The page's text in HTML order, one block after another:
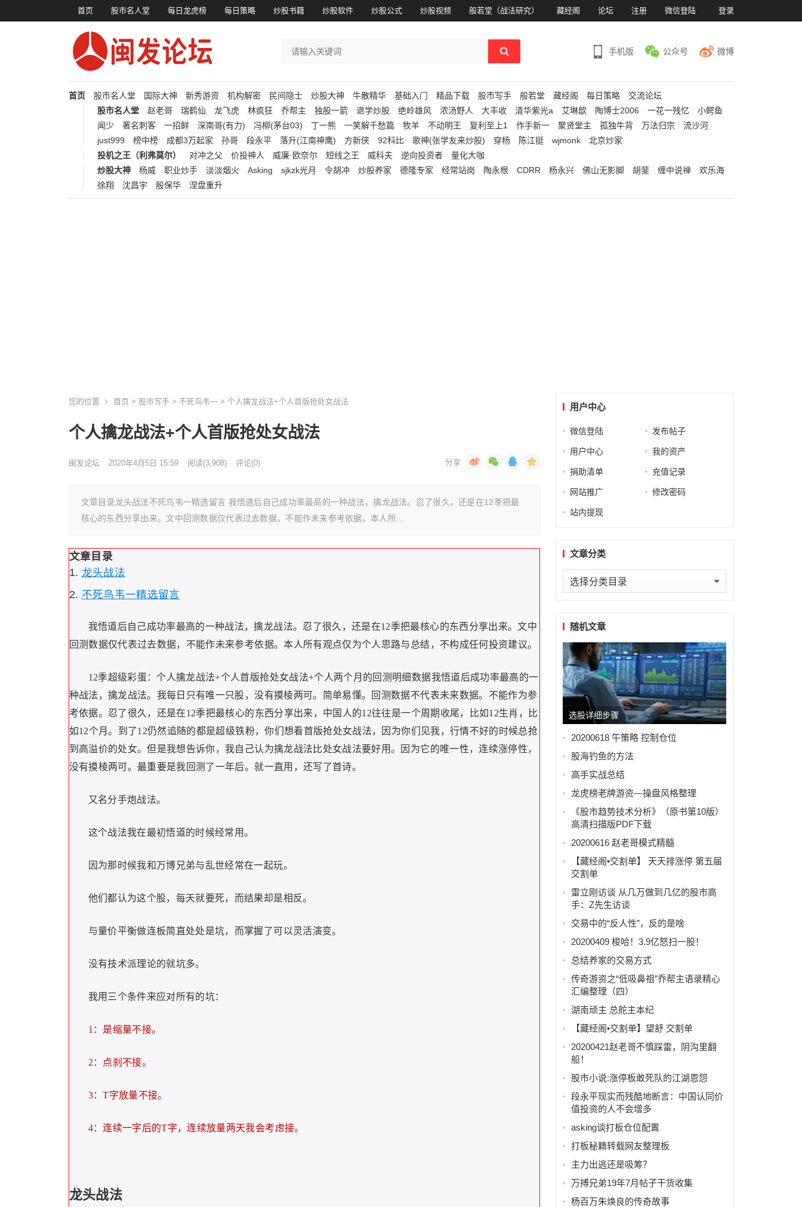
首页 股市名人堂 每日龙虎榜 每日策略 炒股书籍 炒股软件 炒股公式 炒股视频 般若堂（战法研究） 藏经阁 论坛 注册 微信登陆 登录
手机版 公众号 微博
首页 股市名人堂 国际大神 新秀游资 机构解密 民间隐士 炒股大神 牛散精华 基础入门 精品下载 股市写手 般若堂 藏经阁 每日策略
交流论坛
股市名人堂
赵老哥 瑞鹤仙 龙飞虎 林疯狂 乔帮主 独股一箭 退学炒股 绝岭雄风 浓汤野人 大丰收 清华紫光a 艾琳歆 陶博士2006 一花一残忆
小鳄鱼
闻少
著名刺客 一招鲜 深南哥(有力) 冯柳(茅台03) 丁一熊 一笑解千愁篇 牧羊 不动明王 复利至上1 作手新一 聚贤堂主 孤独牛背 万法归宗
流沙河
just999
榜中榜 成都3万起家 孙哥 段永平 落升(江南神鹰) 方新侠 92科比 歌神(张学友来炒股) 穿杨 陈江挺 wjmonk
北京炒家
投机之王（利弗莫尔）
对冲之父 价投神人 威廉·欧奈尔 短线之王 威科夫 逆向投资者
量化大咖
炒股大神
杨威 职业炒手 淡淡烟火 Asking sjkzk光月 令胡冲 炒股养家 德隆专家 经常站岗 陶永根 CDRR 杨永兴 佛山无影脚 胡斐 缠中说禅
欢乐海
徐翔
沈昌宇 殷保华 涅盘重升
您的位置 首页 > 股市写手> 不死鸟韦一 > 个人擒龙战法+个人首版抢处女战法
个人擒龙战法+个人首版抢处女战法
闽发论坛 2020年4月5日 15:59 阅读(3,908) 评论(0)
文章目录龙头战法不死鸟韦一精选留言 我悟道后自己成功率最高的一种战法，擒龙战法。忍了很久，还是在12季把最
核心的东西分享出来。文中回测数据仅代表过去数据，不能作未来参考依据。本人所…
文章目录
龙头战法
不死鸟韦一精选留言
我悟道后自己成功率最高的一种战法，擒龙战法。忍了很久，还是在12季把最核心的东西分享出来。文中
回测数据仅代表过去数据，不能作未来参考依据。本人所有观点仅为个人思路与总结，不构成任何投资建议。
12季超级彩蛋：个人擒龙战法+个人首版抢处女战法+个人两个月的回测明细数据我悟道后成功率最高的一
种战法，擒龙战法。我每日只有唯一只股，没有摸棱两可。简单易懂。回测数据不代表未来数据。不能作为参
考依据。忍了很久，还是在12季把最核心的东西分享出来，中国人的12往往是一个周期收尾，比如12生肖，比
如12个月。到了12仍然追随的都是超级铁粉，你们想看首版抢处女战法，因为你们见我，行情不好的时候总抢
到高溢价的处女。但是我想告诉你，我自己认为擒龙战法比处女战法要好用。因为它的唯一性，连续涨停性，
没有摸棱两可。最重要是我回测了一年后。就一直用，还写了首诗。
又名分手炮战法。
这个战法我在最初悟道的时候经常用。
因为那时候我和万博兄弟与乱世经常在一起玩。
他们都认为这个股，每天就要死，而结果却是相反。
与量价平衡做连板简直处处是坑，而掌握了可以灵活演变。
没有技术派理论的就坑多。
我用三个条件来应对所有的坑：
1：是缩量不接。
2：点刹不接。
3：T字放量不接。
4：连续一字后的T字，连续放量两天我会考虑接。
龙头战法
用户中心
微信登陆 发布帖子
用户中心 我的资产
捐助清单 充值记录
网站推广 修改密码
站内提现
文章分类
文
章
类随机文章
选股详细步骤
20200618 午策略 控制仓位
股海钓鱼的方法
高手实战总结
龙虎榜老牌游资—操盘风格整理
《股市趋势技术分析》（原书第10版）
高清扫描版PDF下载
20200616 赵老哥模式精髓
【藏经阁•交割单】 天天排涨停 第五届
交割单
雷立刚访谈 从几万做到几亿的股市高
手：Z先生访谈
交易中的“反人性”，反的是啥
20200409 梭哈！3.9亿怒扫一股！
总结养家的交易方式
传奇游资之“低吸鼻祖”乔帮主语录精心
汇编整理（四）
湖南顽主 总舵主本纪
【藏经阁•交割单】望舒 交割单
20200421赵老哥不慎踩雷，阴沟里翻
船！
股市小说:涨停板敢死队的江湖恩怨
段永平现实而残酷地断言：中国认同价
值投资的人不会增多
asking谈打板仓位配置
打板秘籍转载网友整理板
主力出逃还是吸筹？
万搏兄弟19年7月帖子干货收集
杨百万朱焕良的传奇故事